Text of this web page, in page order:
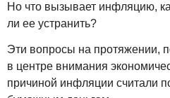
Но что вызывает инфляцию,
ли ее устранить?
Эти вопросы на протяжении,
в центре внимания
причиной инфляции считали